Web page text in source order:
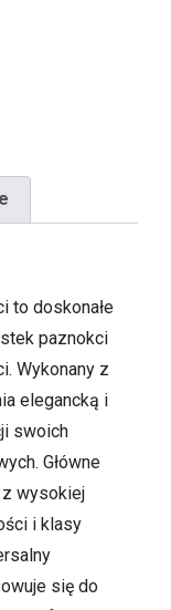
to doskonałe
paznokci
Wykonany z
elegancką i
swoich
Główne
z wysokiej
i klasy
się do